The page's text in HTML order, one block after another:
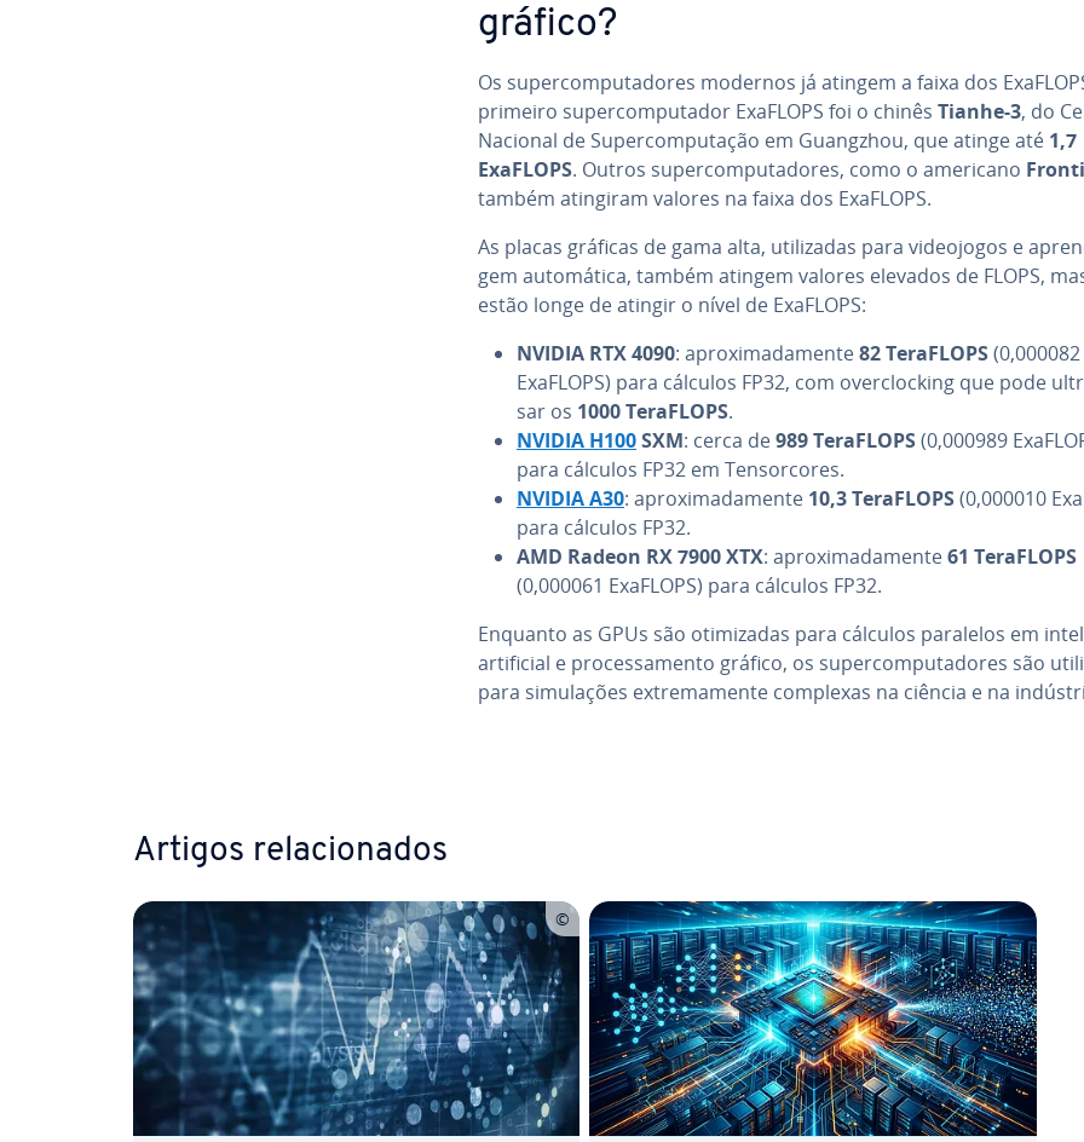
gráfico?
Os su­per­com­pu­ta­do­res modernos já atingem a faixa dos
primeiro su­per­com­pu­ta­dor ExaFLOPS foi o chinês Tianhe-3, do
Nacional de Su­per­com­pu­ta­ção em Guangzhou, que atinge até 1,7
ExaFLOPS. Outros su­per­com­pu­ta­do­res, como o americano
também atingiram valores na faixa dos ExaFLOPS.
As placas gráficas de gama alta, uti­li­za­das para vi­de­o­jo­gos e
gem au­to­má­tica, também atingem valores elevados de FLOPS,
estão longe de atingir o nível de ExaFLOPS:
NVIDIA RTX 4090: apro­xi­ma­da­mente82 TeraFLOPS(0,000082
ExaFLOPS) para cálculos FP32, com over­cloc­king que pode
sar os 1000 TeraFLOPS.
NVIDIA H100SXM: cerca de989 TeraFLOPS(0,000989
para cálculos FP32 em Ten­sor­co­res.
NVIDIA A30: apro­xi­ma­da­mente 10,3 TeraFLOPS(0,000010
para cálculos FP32.
AMD Radeon RX 7900 XTX: apro­xi­ma­da­mente61 TeraFLOPS
(0,000061 ExaFLOPS) para cálculos FP32.
Enquanto as GPUs são oti­mi­za­das para cálculos paralelos em
ar­ti­fi­cial e pro­ces­sa­mento gráfico, os su­per­com­pu­ta­do­res são
para si­mu­la­ções ex­tre­ma­mente complexas na ciência e na
Artigos re­la­ci­o­na­dos